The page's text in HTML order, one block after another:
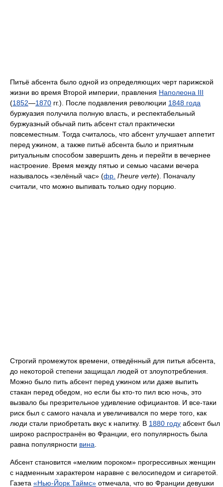
Питьё абсента было одной из определяющих черт парижской
жизни во время Второй империи, правления Наполеона III
(1852—1870 гг.). После подавления революции 1848 года
буржуазия получила полную власть, и респектабельный
буржуазный обычай пить абсент стал практически
повсеместным. Тогда считалось, что абсент улучшает аппетит
перед ужином, а также питьё абсента было и приятным
ритуальным способом завершить день и перейти в вечернее
настроение. Время между пятью и семью часами вечера
называлось «зелёный час» (фр. l’heure verte). Поначалу
считали, что можно выпивать только одну порцию.
Строгий промежуток времени, отведённый для питья абсента,
до некоторой степени защищал людей от злоупотребления.
Можно было пить абсент перед ужином или даже выпить
стакан перед обедом, но если бы кто-то пил всю ночь, это
вызвало бы презрительное удивление официантов. И все-таки
риск был с самого начала и увеличивался по мере того, как
люди стали приобретать вкус к напитку. В 1880 году абсент был
широко распространён во Франции, его популярность была
равна популярности вина
Абсент становится «мелким пороком» прогрессивных женщин
с надменным характером наравне с велосипедом и сигаретой.
Газета «Нью-Йорк Таймс» отмечала, что во Франции девушки